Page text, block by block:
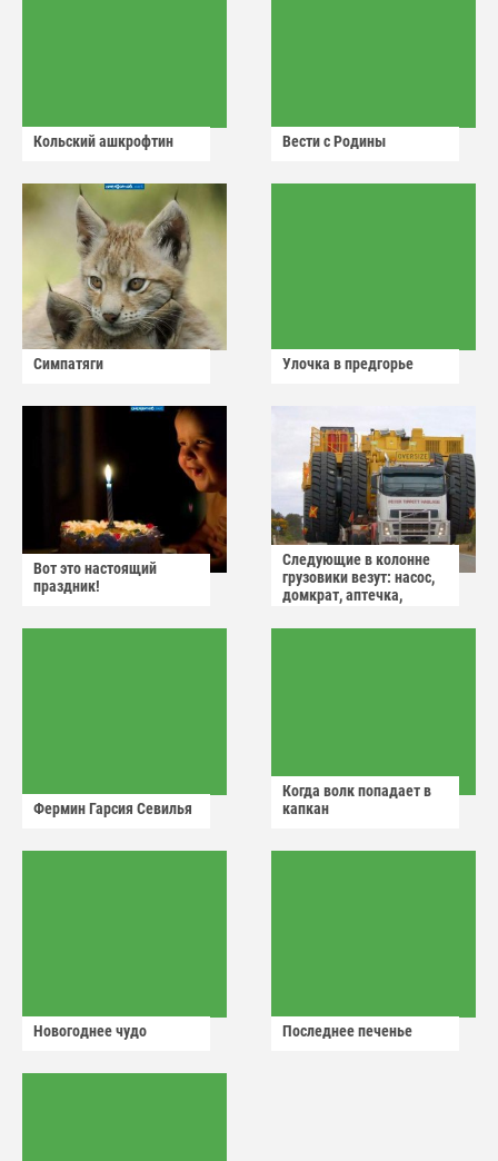
Кольский ашкрофтин Вести с Родины
Симпатяги Улочка в предгорье
Вот это настоящий
праздник!
Следующие в колонне
грузовики везут: насос,
домкрат, аптечка,
Фермин Гарсия Севилья
Когда волк попадает в
капкан
Новогоднее чудо Последнее печенье